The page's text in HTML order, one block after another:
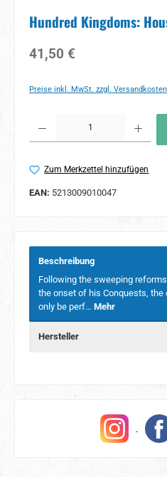
Hundred Kingdoms:
Regulärer Preis:
41,50 €
Preise inkl. MwSt. zzgl. Versandkosten
Zum Merkzettel hinzufügen
EAN: 5213009010047
Beschreibung
Following the sweeping
the onset of his Conquests,
only be perf… Mehr
Hersteller